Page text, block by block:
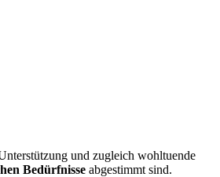
und zugleich wohltuende
Bedürfnisse abgestimmt sind.